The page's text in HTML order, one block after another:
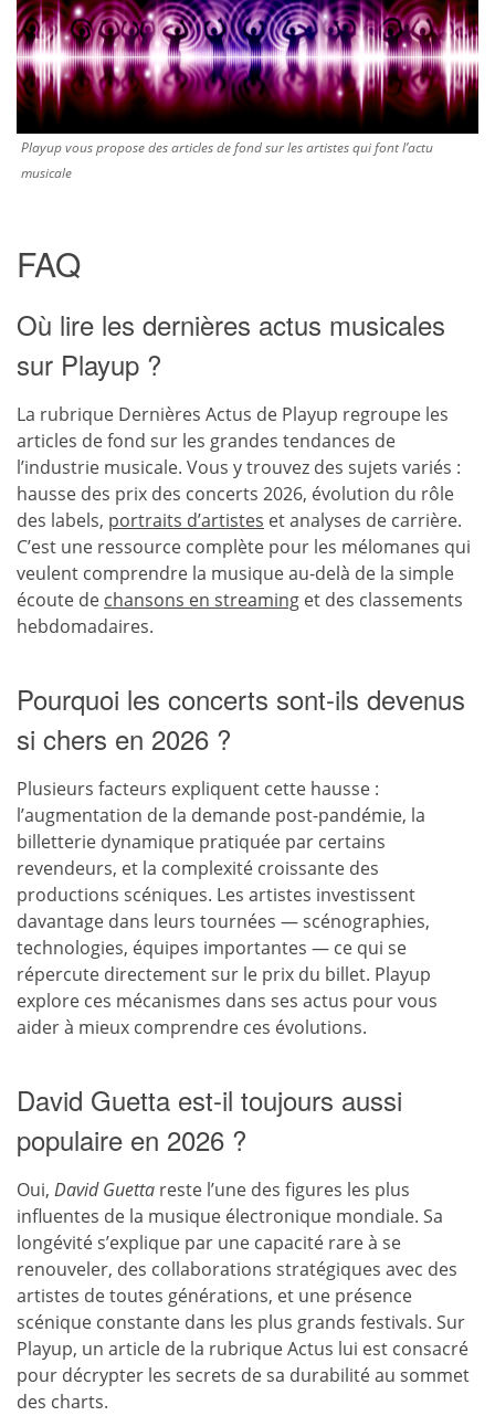
Playup vous propose des articles de fond sur les artistes qui font l’actu
musicale
FAQ
Où lire les dernières actus musicales
sur Playup ?
La rubrique Dernières Actus de Playup regroupe les
articles de fond sur les grandes tendances de
l’industrie musicale. Vous y trouvez des sujets variés :
hausse des prix des concerts 2026, évolution du rôle
des labels, portraits d’artistes et analyses de carrière.
C’est une ressource complète pour les mélomanes qui
veulent comprendre la musique au-delà de la simple
écoute de chansons en streaming et des classements
hebdomadaires.
Pourquoi les concerts sont-ils devenus
si chers en 2026 ?
Plusieurs facteurs expliquent cette hausse :
l’augmentation de la demande post-pandémie, la
billetterie dynamique pratiquée par certains
revendeurs, et la complexité croissante des
productions scéniques. Les artistes investissent
davantage dans leurs tournées — scénographies,
technologies, équipes importantes — ce qui se
répercute directement sur le prix du billet. Playup
explore ces mécanismes dans ses actus pour vous
aider à mieux comprendre ces évolutions.
David Guetta est-il toujours aussi
populaire en 2026 ?
Oui, David Guetta reste l’une des figures les plus
influentes de la musique électronique mondiale. Sa
longévité s’explique par une capacité rare à se
renouveler, des collaborations stratégiques avec des
artistes de toutes générations, et une présence
scénique constante dans les plus grands festivals. Sur
Playup, un article de la rubrique Actus lui est consacré
pour décrypter les secrets de sa durabilité au sommet
des charts.